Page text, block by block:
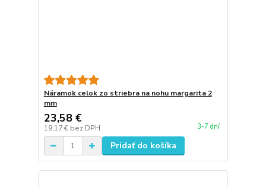
Náramok celok zo striebra na nohu margarita 2
mm
23,58 €
19,17 € bez DPH 3-7 dní
Pridať do košíka